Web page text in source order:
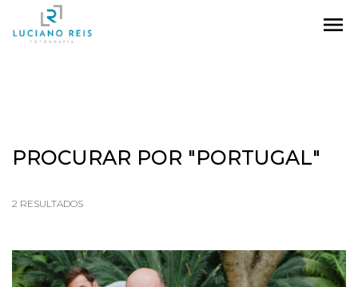
menu
PROCURAR POR "PORTUGAL"
2 RESULTADOS